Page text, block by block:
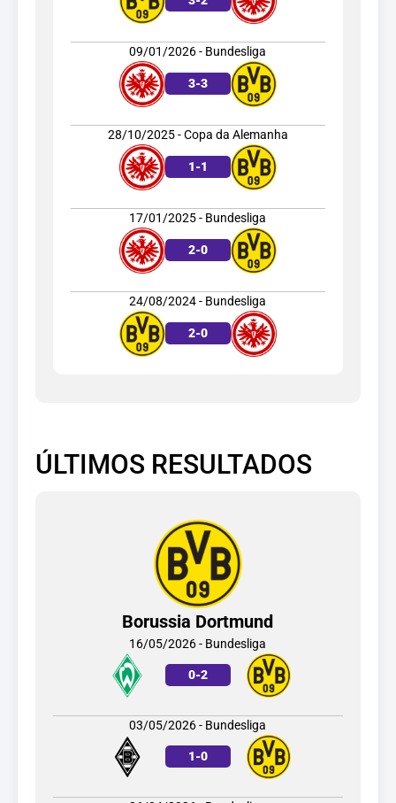
09/01/2026 - Bundesliga
3-3
28/10/2025 - Copa da Alemanha
1-1
17/01/2025 - Bundesliga
2-0
24/08/2024 - Bundesliga
2-0
ÚLTIMOS RESULTADOS
Borussia Dortmund
16/05/2026 - Bundesliga
0-2
03/05/2026 - Bundesliga
1-0